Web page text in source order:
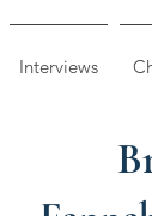
Interviews